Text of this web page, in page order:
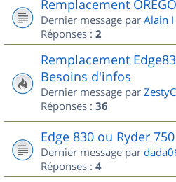
Remplacement
Dernier message par Alain I
Réponses : 2
Remplacement
Besoins d'infos
Dernier message par
Réponses : 36
Edge 830 ou Ryder
Dernier message par
Réponses : 4